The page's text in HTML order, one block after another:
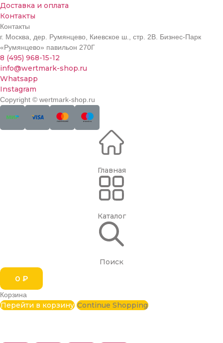
Доставка и оплата
Контакты
Контакты
г. Москва, дер. Румянцево, Киевское ш., стр. 2В. Бизнес-Парк
«Румянцево» павильон 270Г
8 (495) 968-15-12
info@wertmark-shop.ru
Whatsapp
Instagram
Copyright © wertmark-shop.ru
Главная
Каталог
Поиск
0 ₽
Корзина
Перейти в корзину Continue Shopping